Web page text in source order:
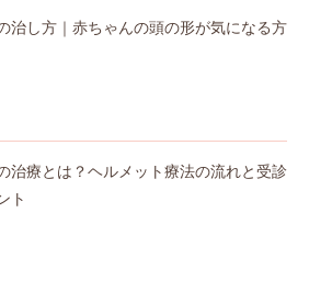
治し方｜赤ちゃんの頭の形が気になる方
治療とは？ヘルメット療法の流れと受診
ト